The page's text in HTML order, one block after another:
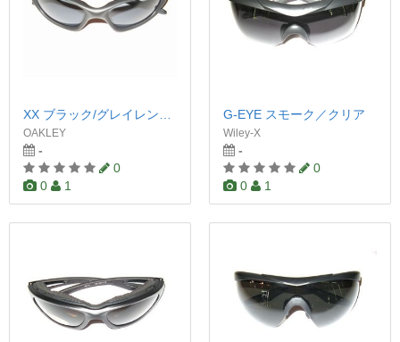
XX ブラック/グレイレンズ（ポラライズド）
OAKLEY
-
0
0
1
G-EYE スモーク／クリア
Wiley-X
-
0
0
1